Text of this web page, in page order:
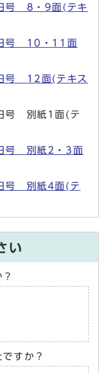
号 8・9面(テキ
号 10・11面
号 12面(テキス
号 別紙1面(テ
号 別紙2・3面
号 別紙4面(テ
い
すか？